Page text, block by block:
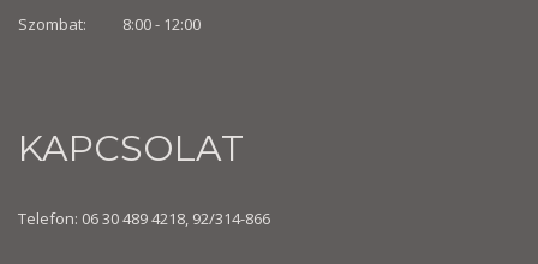
Szombat: 8:00 - 12:00
KAPCSOLAT
Telefon: 06 30 489 4218, 92/314-866